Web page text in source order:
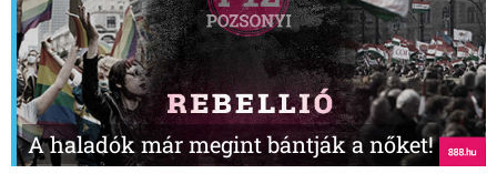
A haladók már megint bántják a nőket!